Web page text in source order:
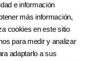
al vapor
e información
más información,
cookies en este sitio
para medir y analizar
adaptarlo a sus